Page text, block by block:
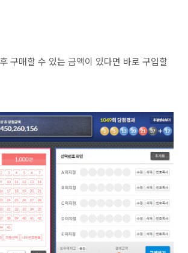
구매할 수 있는 금액이 있다면 바로 구입할